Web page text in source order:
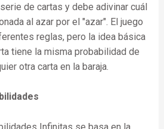
de cartas y debe adivinar cuál
al azar por el "azar". El juego
reglas, pero la idea básica
tiene la misma probabilidad de
otra carta en la baraja.